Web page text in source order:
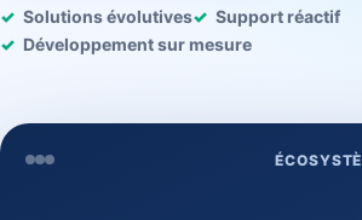
Solutions évolutives
Support réactif
Développement sur mesure